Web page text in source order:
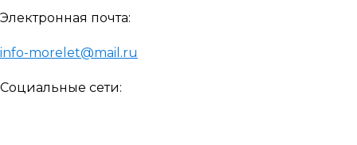
Электронная почта:
info-morelet@mail.ru
Социальные сети: